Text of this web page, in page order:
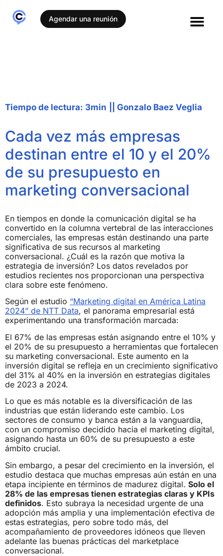
Agendar una reunión
Tiempo de lectura: 3min Gonzalo Baez Veglia
Cada vez más empresas
destinan entre el 10 y el 20%
de su presupuesto en
marketing conversacional
En tiempos en donde la comunicación digital se ha
convertido en la columna vertebral de las interacciones
comerciales, las empresas están destinando una parte
significativa de sus recursos al marketing
conversacional. ¿Cuál es la razón que motiva la
estrategia de inversión? Los datos revelados por
estudios recientes nos proporcionan una perspectiva
clara sobre este fenómeno.
Según el estudio “Marketing digital en América Latina
2024” de NTT Data, el panorama empresarial está
experimentando una transformación marcada:
El 67% de las empresas están asignando entre el 10% y
el 20% de su presupuesto a herramientas que fortalecen
su marketing conversacional. Este aumento en la
inversión digital se refleja en un crecimiento significativo
del 31% al 40% en la inversión en estrategias digitales
de 2023 a 2024.
Lo que es más notable es la diversificación de las
industrias que están liderando este cambio. Los
sectores de consumo y banca están a la vanguardia,
con un compromiso decidido hacia el marketing digital,
asignando hasta un 60% de su presupuesto a este
ámbito crucial.
Sin embargo, a pesar del crecimiento en la inversión, el
estudio destaca que muchas empresas aún están en una
etapa incipiente en términos de madurez digital. Solo el
28% de las empresas tienen estrategias claras y KPIs
definidos. Esto subraya la necesidad urgente de una
adopción más amplia y una implementación efectiva de
estas estrategias, pero sobre todo más, del
acompañamiento de proveedores idóneos que lleven
adelante las buenas prácticas del marketplace
conversacional.